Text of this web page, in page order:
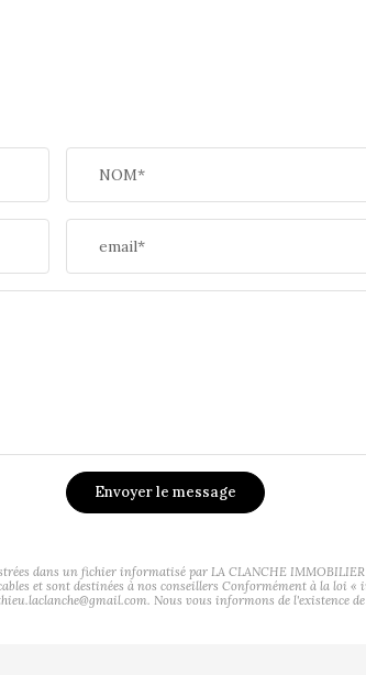
NOM*
email*
Envoyer le message
dans un fichier informatisé par LA CLANCHE
et sont destinées à nos conseillers Conformément à la
Nous vous informons de l'existence